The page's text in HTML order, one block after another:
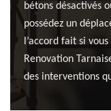
bétons désactivés
possédez un
l’accord fait si
Renovation
des interventions